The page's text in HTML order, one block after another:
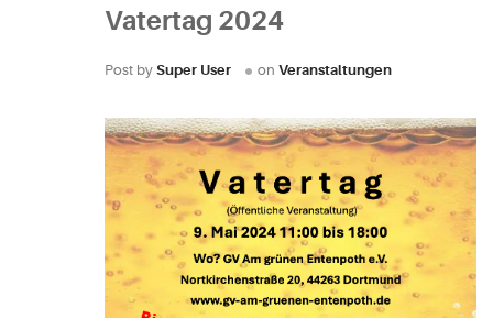
Vatertag 2024
Post by Super User on Veranstaltungen